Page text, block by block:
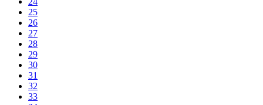
25
26
27
28
29
30
31
32
33